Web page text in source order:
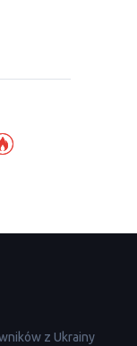
z Ukrainy